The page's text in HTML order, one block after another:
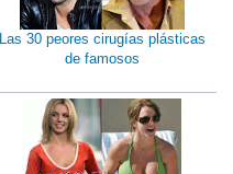
Las 30 peores cirugías plásticas
de famosos